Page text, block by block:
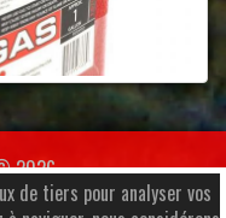
2026
Andorra
de tiers pour analyser vos